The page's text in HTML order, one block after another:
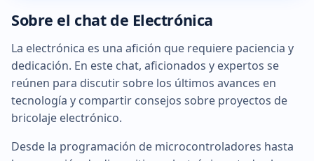
Sobre el chat de Electrónica
La electrónica es una afición que requiere paciencia y
dedicación. En este chat, aficionados y expertos se
reúnen para discutir sobre los últimos avances en
tecnología y compartir consejos sobre proyectos de
bricolaje electrónico.
Desde la programación de microcontroladores hasta